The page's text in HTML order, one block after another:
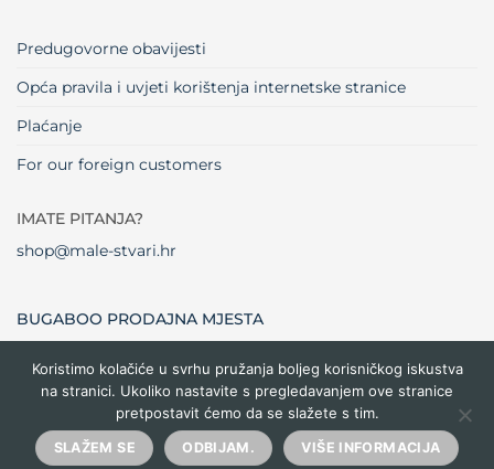
Predugovorne obavijesti
Opća pravila i uvjeti korištenja internetske stranice
Plaćanje
For our foreign customers
IMATE PITANJA?
shop@male-stvari.hr
BUGABOO PRODAJNA MJESTA
Visa MasterCardMaestro Dinners
Club
Credit
Card
Cash
Delivery
Copyright 2026 ©Male stvari
Koristimo kolačiće u svrhu pružanja boljeg korisničkog iskustva
na stranici. Ukoliko nastavite s pregledavanjem ove stranice
pretpostavit ćemo da se slažete s tim.
SLAŽEM SE ODBIJAM. VIŠE INFORMACIJA